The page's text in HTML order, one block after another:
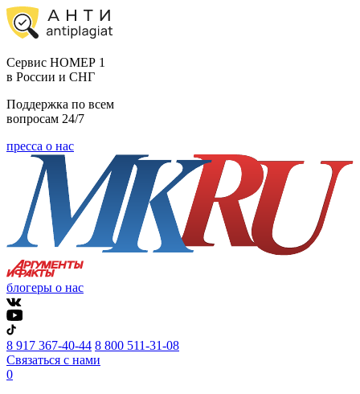
Cервис НОМЕР 1
в России и СНГ
Поддержка по всем
вопросам 24/7
пресса о нас
блогеры о нас
8 917 367-40-44 8 800 511-31-08
Связаться с нами
0